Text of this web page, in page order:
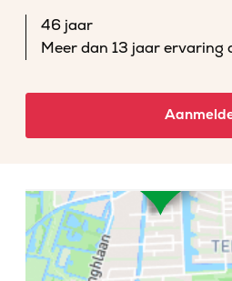
46 jaar
Meer dan 13 jaar ervaring